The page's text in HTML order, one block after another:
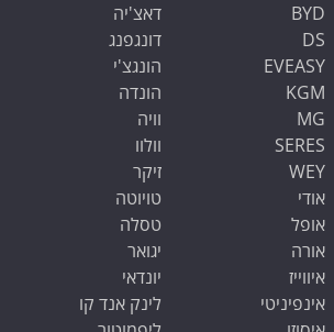
BYD
DS
EVEASY
KGM
MG
SERES
WEY
אודי
אופל
אורה
איווייז
אינפיניטי
דאצ'יה
דונגפנג
הונגצ'י
הונדה
וויה
וולוו
זיקר
טויוטה
טסלה
יגואר
יונדאי
לינק אנד קו